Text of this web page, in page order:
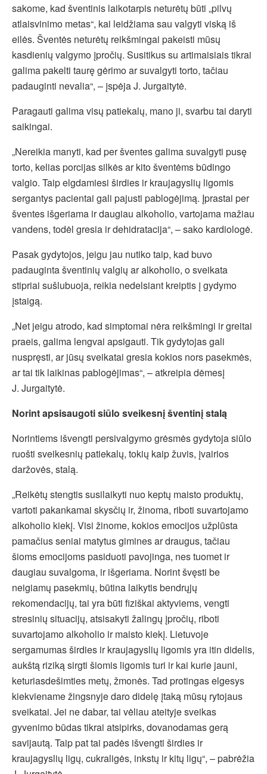
sakome, kad šventinis laikotarpis neturėtų būti „pilvų
atlaisvinimo metas“, kai leidžiama sau valgyti viską iš
eilės. Šventės neturėtų reikšmingai pakeisti mūsų
kasdienių valgymo įpročių. Susitikus su artimaisiais tikrai
galima pakelti taurę gėrimo ar suvalgyti torto, tačiau
padauginti nevalia“, – įspėja J. Jurgaitytė.
Paragauti galima visų patiekalų, mano ji, svarbu tai daryti
saikingai.
„Nereikia manyti, kad per šventes galima suvalgyti pusę
torto, kelias porcijas silkės ar kito šventėms būdingo
valgio. Taip elgdamiesi širdies ir kraujagyslių ligomis
sergantys pacientai gali pajusti pablogėjimą. Įprastai per
šventes išgeriama ir daugiau alkoholio, vartojama mažiau
vandens, todėl gresia ir dehidratacija“, – sako kardiologė.
Pasak gydytojos, jeigu jau nutiko taip, kad buvo
padauginta šventinių valgių ar alkoholio, o sveikata
stipriai sušlubuoja, reikia nedelsiant kreiptis į gydymo
įstaigą.
„Net jeigu atrodo, kad simptomai nėra reikšmingi ir greitai
praeis, galima lengvai apsigauti. Tik gydytojas gali
nuspręsti, ar jūsų sveikatai gresia kokios nors pasekmės,
ar tai tik laikinas pablogėjimas“, – atkreipia dėmesį
J. Jurgaitytė.
Norint apsisaugoti siūlo sveikesnį šventinį stalą
Norintiems išvengti persivalgymo grėsmės gydytoja siūlo
ruošti sveikesnių patiekalų, tokių kaip žuvis, įvairios
daržovės, stalą.
„Reikėtų stengtis susilaikyti nuo keptų maisto produktų,
vartoti pakankamai skysčių ir, žinoma, riboti suvartojamo
alkoholio kiekį. Visi žinome, kokios emocijos užplūsta
pamačius seniai matytus gimines ar draugus, tačiau
šioms emocijoms pasiduoti pavojinga, nes tuomet ir
daugiau suvalgoma, ir išgeriama. Norint švęsti be
neigiamų pasekmių, būtina laikytis bendrųjų
rekomendacijų, tai yra būti fiziškai aktyviems, vengti
stresinių situacijų, atsisakyti žalingų įpročių, riboti
suvartojamo alkoholio ir maisto kiekį. Lietuvoje
sergamumas širdies ir kraujagyslių ligomis yra itin didelis,
aukštą riziką sirgti šiomis ligomis turi ir kai kurie jauni,
keturiasdešimties metų, žmonės. Tad protingas elgesys
kiekviename žingsnyje daro didelę įtaką mūsų rytojaus
sveikatai. Jei ne dabar, tai vėliau ateityje sveikas
gyvenimo būdas tikrai atsipirks, dovanodamas gerą
savijautą. Taip pat tai padės išvengti širdies ir
kraujagyslių ligų, cukraligės, inkstų ir kitų ligų“, – pabrėžia